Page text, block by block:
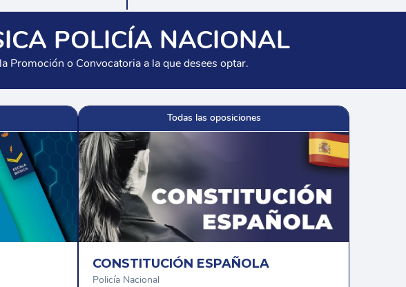
POLICÍA NACIONAL
Promoción o Convocatoria a la que desees optar.
Todas las oposiciones
CONSTITUCIÓN ESPAÑOLA
Policía Nacional